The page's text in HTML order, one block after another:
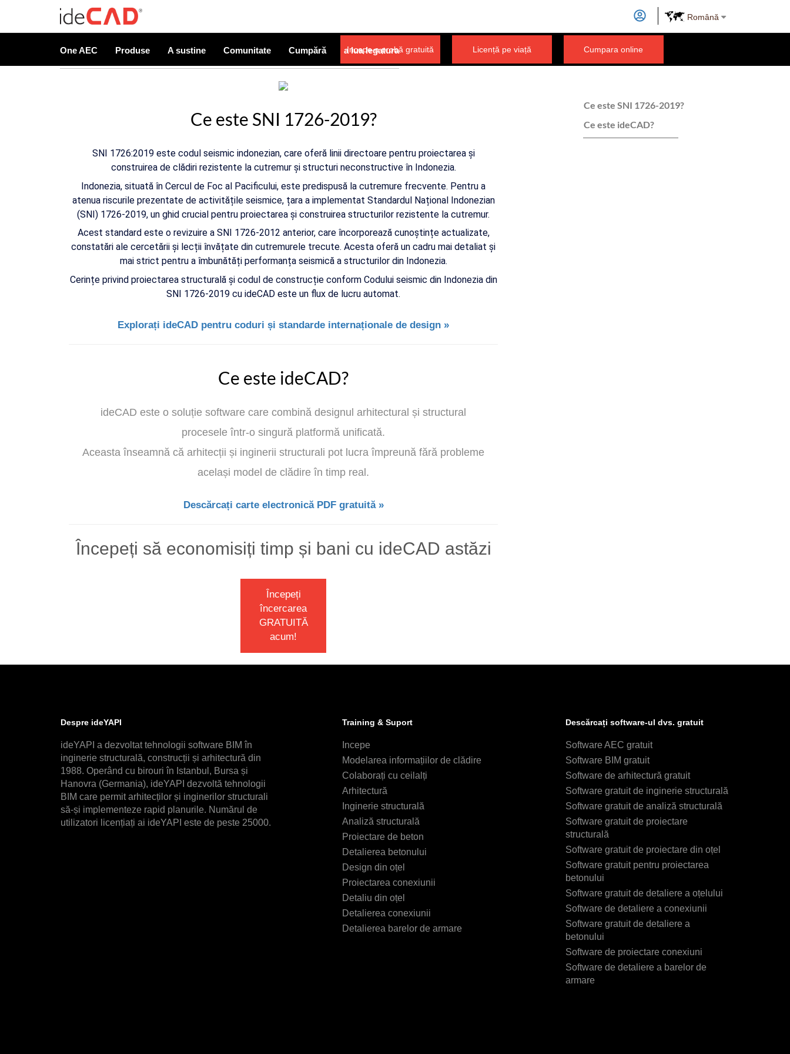
Română
One AEC Produse A sustine Comunitate Cumpără a lua legatura Cumpara online
Licență pe viață
Incepe o probă gratuită
Ce este SNI 1726-2019?
SNI 1726:2019 este codul seismic indonezian, care oferă linii directoare pentru proiectarea și
construirea de clădiri rezistente la cutremur și structuri neconstructive în Indonezia.
Indonezia, situată în Cercul de Foc al Pacificului, este predispusă la cutremure frecvente. Pentru a
atenua riscurile prezentate de activitățile seismice, țara a implementat Standardul Național Indonezian
(SNI) 1726-2019, un ghid crucial pentru proiectarea și construirea structurilor rezistente la cutremur.
Acest standard este o revizuire a SNI 1726-2012 anterior, care încorporează cunoștințe actualizate,
constatări ale cercetării și lecții învățate din cutremurele trecute. Acesta oferă un cadru mai detaliat și
mai strict pentru a îmbunătăți performanța seismică a structurilor din Indonezia.
Cerințe privind proiectarea structurală și codul de construcție conform Codului seismic din Indonezia din
SNI 1726-2019 cu ideCAD este un flux de lucru automat.
Explorați ideCAD pentru coduri și standarde internaționale de design »
Ce este ideCAD?
ideCAD este o soluție software care combină designul arhitectural și structural
procesele într-o singură platformă unificată.
Aceasta înseamnă că arhitecții și inginerii structurali pot lucra împreună fără probleme
același model de clădire în timp real.
Descărcați carte electronică PDF gratuită »
Începeți să economisiți timp și bani cu ideCAD astăzi
Începeți
încercarea
GRATUITĂ
acum!
Ce este SNI 1726-2019?
Ce este ideCAD?
Despre ideYAPI
ideYAPI a dezvoltat tehnologii software BIM în
inginerie structurală, construcții și arhitectură din
1988. Operând cu birouri în Istanbul, Bursa și
Hanovra (Germania), ideYAPI dezvoltă tehnologii
BIM care permit arhitecților și inginerilor structurali
să-și implementeze rapid planurile. Numărul de
utilizatori licențiați ai ideYAPI este de peste 25000.
Training & Suport
Incepe
Modelarea informațiilor de clădire
Colaborați cu ceilalți
Arhitectură
Inginerie structurală
Analiză structurală
Proiectare de beton
Detalierea betonului
Design din oțel
Proiectarea conexiunii
Detaliu din oțel
Detalierea conexiunii
Detalierea barelor de armare
Descărcați software-ul dvs. gratuit
Software AEC gratuit
Software BIM gratuit
Software de arhitectură gratuit
Software gratuit de inginerie structurală
Software gratuit de analiză structurală
Software gratuit de proiectare
structurală
Software gratuit de proiectare din oțel
Software gratuit pentru proiectarea
betonului
Software gratuit de detaliere a oțelului
Software de detaliere a conexiunii
Software gratuit de detaliere a
betonului
Software de proiectare conexiuni
Software de detaliere a barelor de
armare